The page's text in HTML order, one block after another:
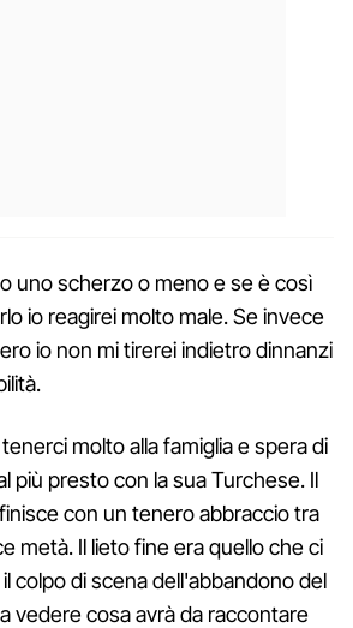
uno scherzo o meno e se è così
io reagirei molto male. Se invece
io non mi tirerei indietro dinnanzi
molto alla famiglia e spera di
più presto con la sua Turchese. Il
con un tenero abbraccio tra
metà. Il lieto fine era quello che ci
colpo di scena dell'abbandono del
vedere cosa avrà da raccontare